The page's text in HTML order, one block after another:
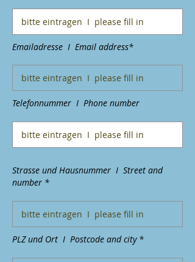
Emailadresse I Email address*
Telefonnummer I Phone number
Strasse und Hausnummer I Street and
number *
PLZ und Ort I Postcode and city *